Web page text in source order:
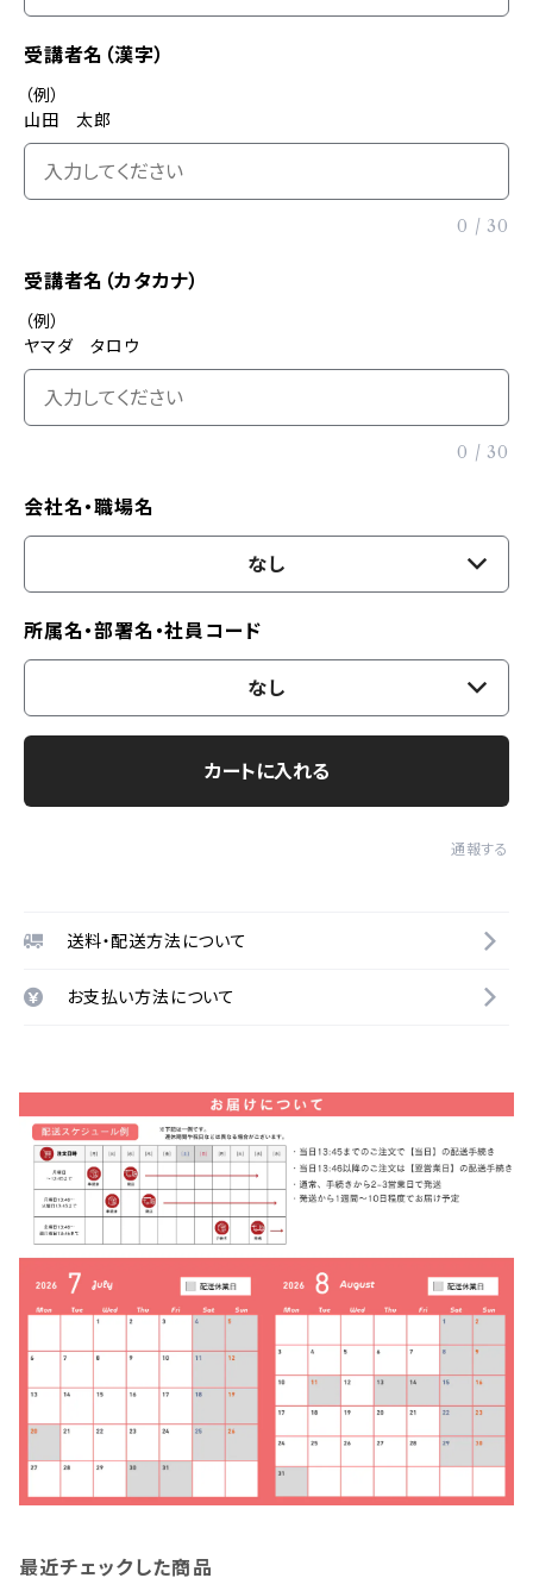
受講者名（漢字）
（例）
山田 太郎
0 / 30
受講者名（カタカナ）
（例）
ヤマダ タロウ
0 / 30
会社名・職場名
なし
所属名・部署名・社員コード
なし
カートに入れる
通報する
送料・配送方法について
お支払い方法について
最近チェックした商品